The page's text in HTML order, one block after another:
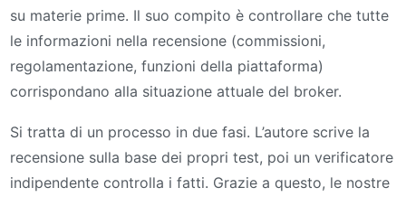
su materie prime. Il suo compito è controllare che tutte
le informazioni nella recensione (commissioni,
regolamentazione, funzioni della piattaforma)
corrispondano alla situazione attuale del broker.
Si tratta di un processo in due fasi. L’autore scrive la
recensione sulla base dei propri test, poi un verificatore
indipendente controlla i fatti. Grazie a questo, le nostre